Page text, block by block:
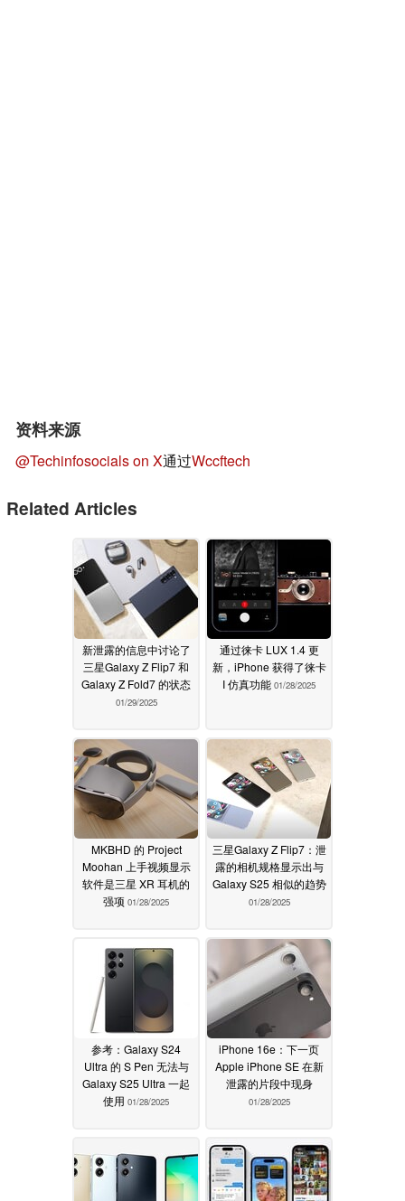
资料来源
@Techinfosocials on X通过Wccftech
Related Articles
新泄露的信息中讨论了
三星Galaxy Z Flip7 和
Galaxy Z Fold7 的状态
01/29/2025
通过徕卡 LUX 1.4 更
新，iPhone 获得了徕卡
I 仿真功能 01/28/2025
MKBHD 的 Project
Moohan 上手视频显示
软件是三星 XR 耳机的
强项 01/28/2025
三星Galaxy Z Flip7：泄
露的相机规格显示出与
Galaxy S25 相似的趋势
01/28/2025
参考：Galaxy S24
Ultra 的 S Pen 无法与
Galaxy S25 Ultra 一起
使用 01/28/2025
iPhone 16e：下一页
Apple iPhone SE 在新
泄露的片段中现身
01/28/2025